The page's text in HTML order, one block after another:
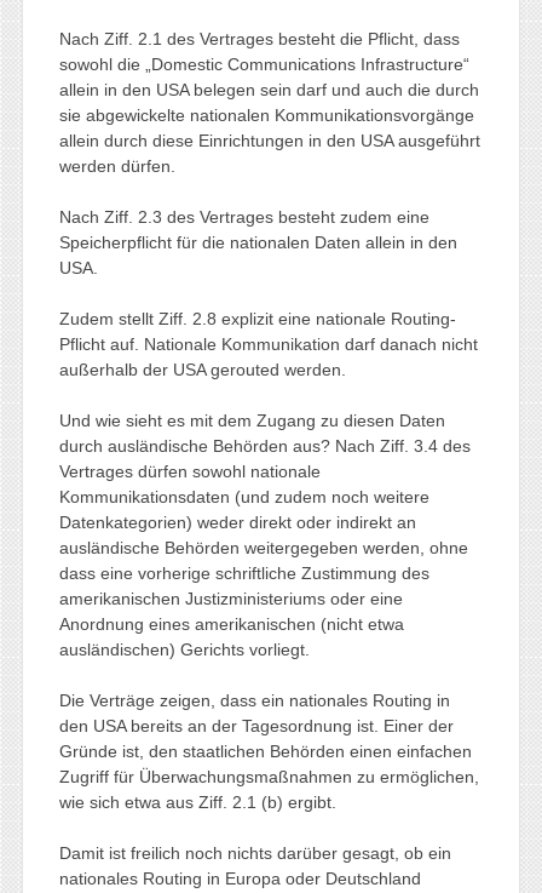
Nach Ziff. 2.1 des Vertrages besteht die Pflicht, dass
sowohl die „Domestic Communications Infrastructure“
allein in den USA belegen sein darf und auch die durch
sie abgewickelte nationalen Kommunikationsvorgänge
allein durch diese Einrichtungen in den USA ausgeführt
werden dürfen.
Nach Ziff. 2.3 des Vertrages besteht zudem eine
Speicherpflicht für die nationalen Daten allein in den
USA.
Zudem stellt Ziff. 2.8 explizit eine nationale Routing-
Pflicht auf. Nationale Kommunikation darf danach nicht
außerhalb der USA gerouted werden.
Und wie sieht es mit dem Zugang zu diesen Daten
durch ausländische Behörden aus? Nach Ziff. 3.4 des
Vertrages dürfen sowohl nationale
Kommunikationsdaten (und zudem noch weitere
Datenkategorien) weder direkt oder indirekt an
ausländische Behörden weitergegeben werden, ohne
dass eine vorherige schriftliche Zustimmung des
amerikanischen Justizministeriums oder eine
Anordnung eines amerikanischen (nicht etwa
ausländischen) Gerichts vorliegt.
Die Verträge zeigen, dass ein nationales Routing in
den USA bereits an der Tagesordnung ist. Einer der
Gründe ist, den staatlichen Behörden einen einfachen
Zugriff für Überwachungsmaßnahmen zu ermöglichen,
wie sich etwa aus Ziff. 2.1 (b) ergibt.
Damit ist freilich noch nichts darüber gesagt, ob ein
nationales Routing in Europa oder Deutschland